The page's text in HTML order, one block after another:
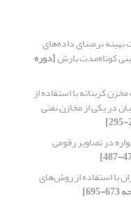
برمبنای داده‌‌‌های
[دوره
کربناته با استفاده از
در یکی از مخازن نفتی
در تصاویر رقومی
با استفاده از روش‌های